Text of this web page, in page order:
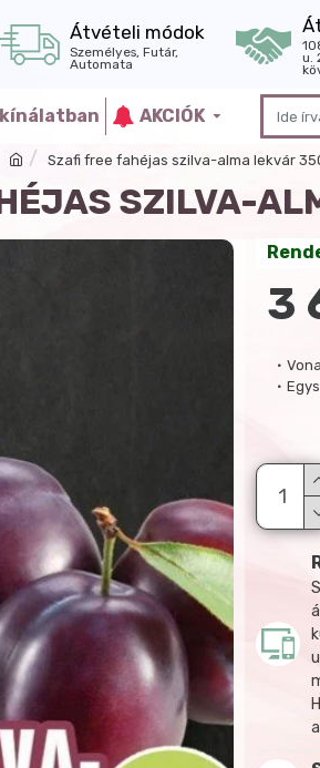
Átvételi módok
Személyes, Futár,
Automata u.
AKCIÓK
Szafi free fahéjas szilva-alma lekvár
SZILVA-
3